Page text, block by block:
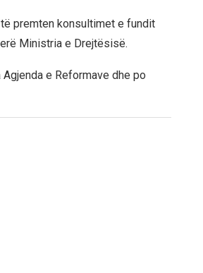
premten konsultimet e fundit
Ministria e Drejtësisë.
e Reformave dhe po